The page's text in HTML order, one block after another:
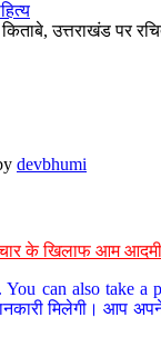
उत्तराखंड पर
devbhumi
के खिलाफ आम आदमी
can also take a
मिलेगी। आप